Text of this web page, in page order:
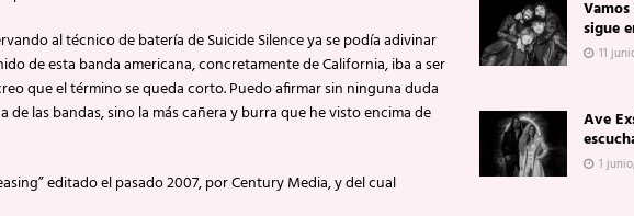
al técnico de batería de Suicide Silence ya se podía adivinar
de esta banda americana, concretamente de California, iba a ser
que el término se queda corto. Puedo afirmar sin ninguna duda
de las bandas, sino la más cañera y burra que he visto encima de
editado el pasado 2007, por Century Media, y del cual
sigue
11
Ave
1